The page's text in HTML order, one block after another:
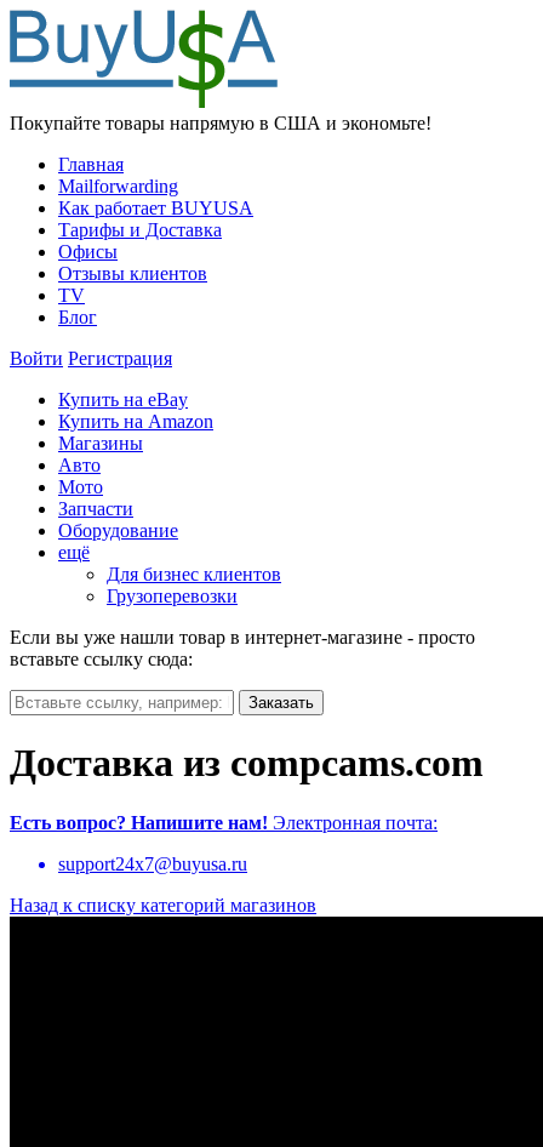
Покупайте товары напрямую в США и экономьте!
Главная
Mailforwarding
Как работает BUYUSA
Тарифы и Доставка
Офисы
Отзывы клиентов
TV
Блог
Войти Регистрация
Купить на eBay
Купить на Amazon
Магазины
Авто
Мото
Запчасти
Оборудование
ещё
Для бизнес клиентов
Грузоперевозки
Если вы уже нашли товар в интернет-магазине - просто
вставьте ссылку сюда:
Доставка из compcams.com
Есть вопрос? Напишите нам! Электронная почта:
support24x7@buyusa.ru
Назад к списку категорий магазинов